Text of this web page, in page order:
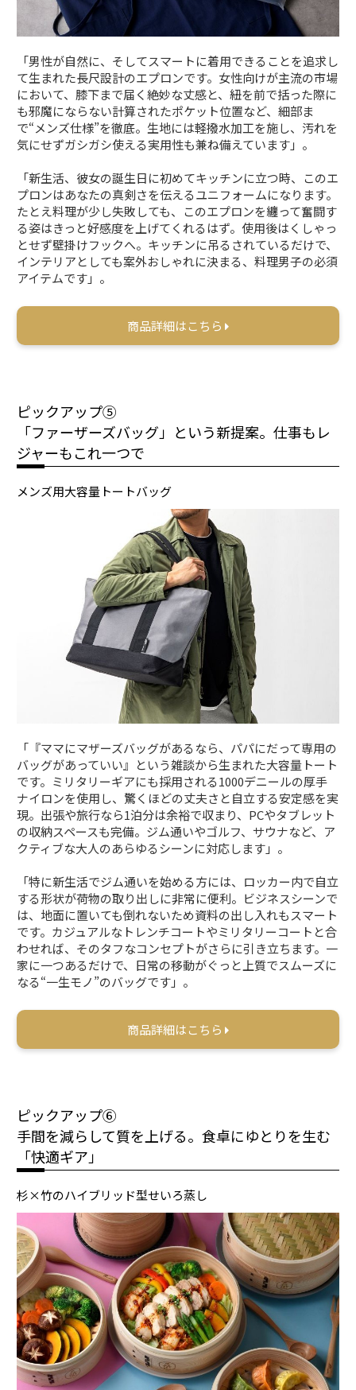
「男性が自然に、そしてスマートに着用できることを追求し
て生まれた長尺設計のエプロンです。女性向けが主流の市場
において、膝下まで届く絶妙な丈感と、紐を前で括った際に
も邪魔にならない計算されたポケット位置など、細部ま
で“メンズ仕様”を徹底。生地には軽撥水加工を施し、汚れを
気にせずガシガシ使える実用性も兼ね備えています」。
「新生活、彼女の誕生日に初めてキッチンに立つ時、このエ
プロンはあなたの真剣さを伝えるユニフォームになります。
たとえ料理が少し失敗しても、このエプロンを纏って奮闘す
る姿はきっと好感度を上げてくれるはず。使用後はくしゃっ
とせず壁掛けフックへ。キッチンに吊るされているだけで、
インテリアとしても案外おしゃれに決まる、料理男子の必須
アイテムです」。
商品詳細はこちら
ピックアップ⑤
「ファーザーズバッグ」という新提案。仕事もレ
ジャーもこれ一つで
メンズ用大容量トートバッグ
「『ママにマザーズバッグがあるなら、パパにだって専用の
バッグがあっていい』という雑談から生まれた大容量トート
です。ミリタリーギアにも採用される1000デニールの厚手
ナイロンを使用し、驚くほどの丈夫さと自立する安定感を実
現。出張や旅行なら1泊分は余裕で収まり、PCやタブレット
の収納スペースも完備。ジム通いやゴルフ、サウナなど、ア
クティブな大人のあらゆるシーンに対応します」。
「特に新生活でジム通いを始める方には、ロッカー内で自立
する形状が荷物の取り出しに非常に便利。ビジネスシーンで
は、地面に置いても倒れないため資料の出し入れもスマート
です。カジュアルなトレンチコートやミリタリーコートと合
わせれば、そのタフなコンセプトがさらに引き立ちます。一
家に一つあるだけで、日常の移動がぐっと上質でスムーズに
なる“一生モノ”のバッグです」。
商品詳細はこちら
ピックアップ⑥
手間を減らして質を上げる。食卓にゆとりを生む
「快適ギア」
杉×竹のハイブリッド型せいろ蒸し